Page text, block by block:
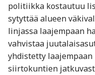
politiikka kostautuu
sytyttää alueen
linjassa laajempaan
vahvistaa
yhdistetty
siirtokuntien